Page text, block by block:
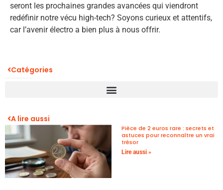
seront les prochaines grandes avancées qui viendront
redéfinir notre vécu high-tech? Soyons curieux et attentifs,
car l’avenir électro a bien plus à nous offrir.
Catégories
A lire aussi
Pièce de 2 euros rare : secrets et
astuces pour reconnaître un vrai
trésor
Lire aussi »